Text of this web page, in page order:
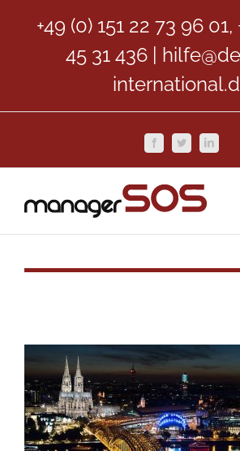
+49 (0) 151 22 73 96 01,
45 31 436
FacebookTwitterLinkedIn